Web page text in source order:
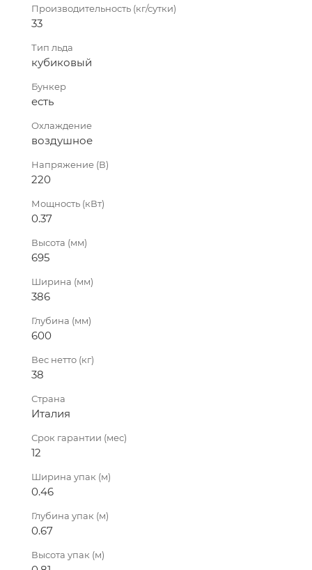
Производительность (кг/сутки)
33
Тип льда
кубиковый
Бункер
есть
Охлаждение
воздушное
Напряжение (В)
220
Мощность (кВт)
0.37
Высота (мм)
695
Ширина (мм)
386
Глубина (мм)
600
Вес нетто (кг)
38
Страна
Италия
Срок гарантии (мес)
12
Ширина упак (м)
0.46
Глубина упак (м)
0.67
Высота упак (м)